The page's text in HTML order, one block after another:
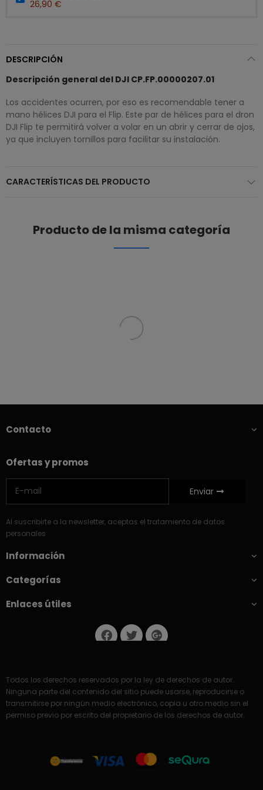
26,90 €
DESCRIPCIÓN
Descripción general del DJI CP.FP.00000207.01
Los accidentes ocurren, por eso es recomendable tener a
mano hélices DJI para el Flip. Este par de hélices para el dron
DJI Flip te permitirá volver a volar en un abrir y cerrar de ojos,
ya que incluyen tornillos para facilitar su instalación.
CARACTERÍSTICAS DEL PRODUCTO
Producto de la misma categoría
Contacto
Ofertas y promos
Enviar
Al suscribirte a la newsletter, aceptas el tratamiento de datos
personales
Información
Categorías
Enlaces útiles
Todos los derechos reservados por la ley de derechos de autor.
Ninguna parte del contenido del sitio puede usarse, reproducirse o
transmitirse por ningún medio electrónico, copia u otro medio sin el
permiso previo por escrito del propietario de los derechos de autor.